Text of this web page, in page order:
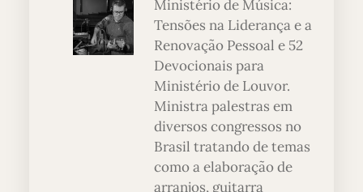
Ministério de Música:
Tensões na Liderança e a
Renovação Pessoal e 52
Devocionais para
Ministério de Louvor.
Ministra palestras em
diversos congressos no
Brasil tratando de temas
como a elaboração de
arranjos, guitarra